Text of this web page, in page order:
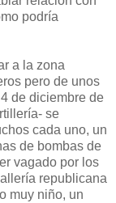
podría
a la zona
pero de unos
de diciembre de
se
cada uno, un
de bombas de
vagado por los
republicana
muy niño, un